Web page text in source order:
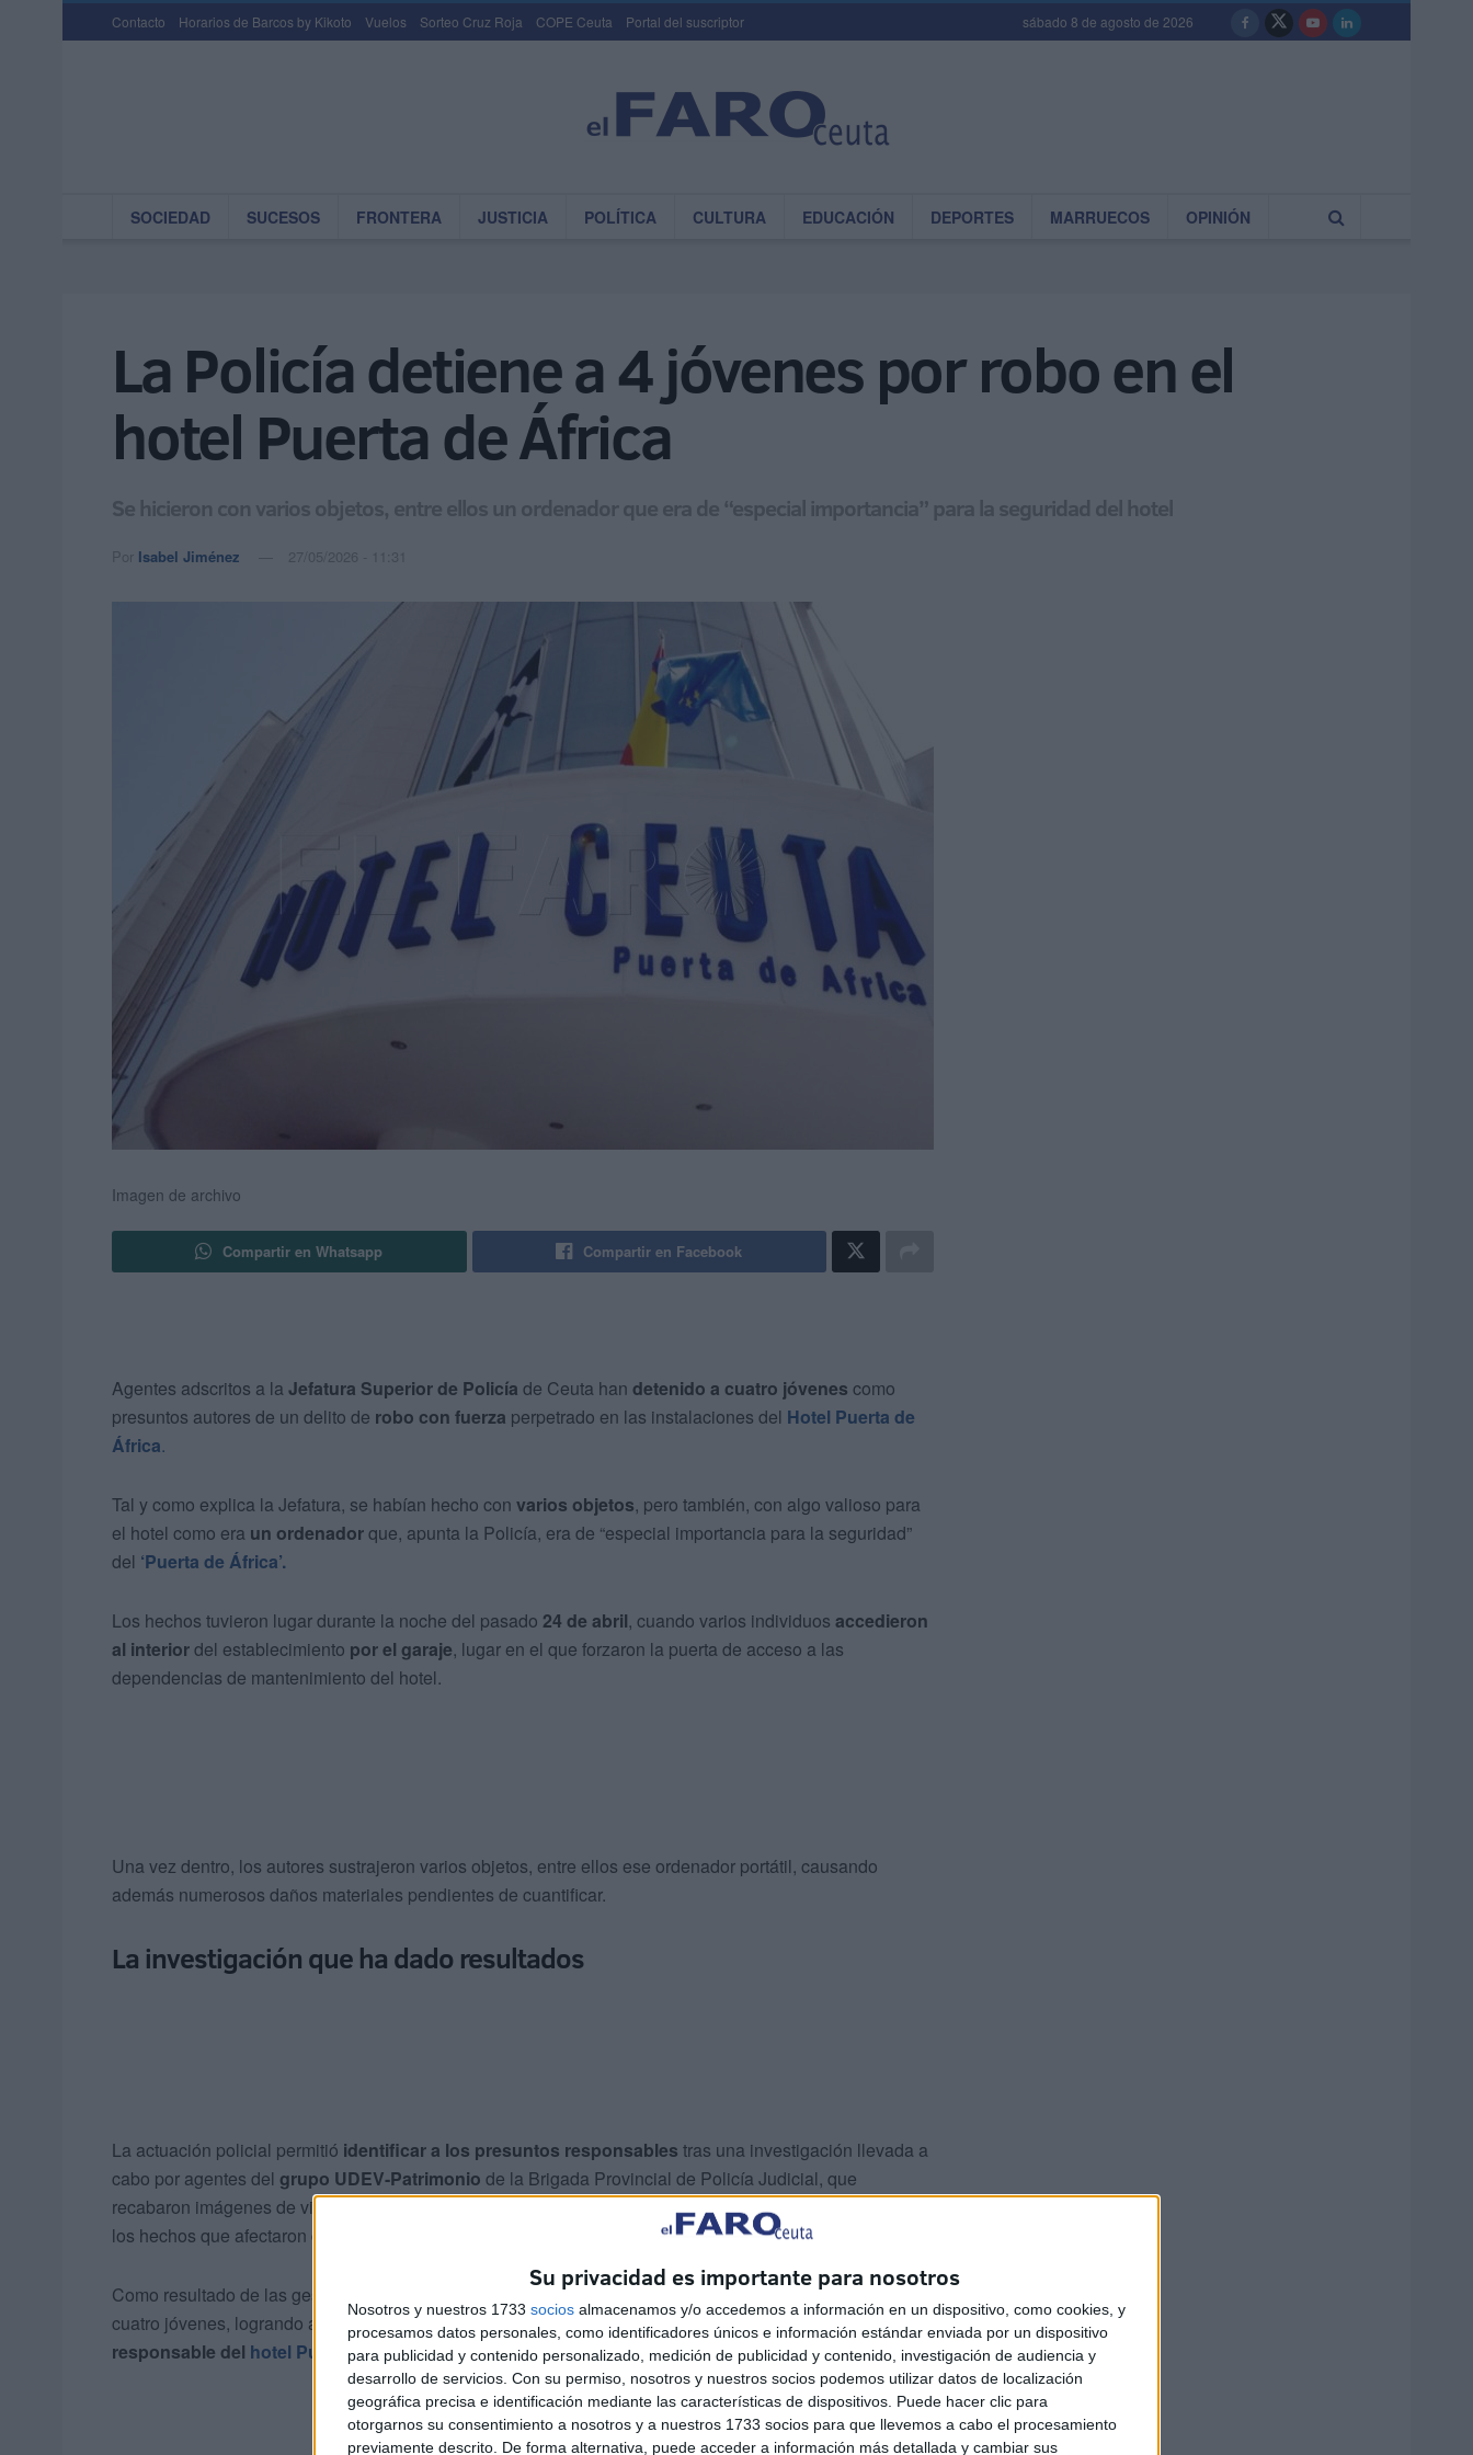
Su privacidad es importante para nosotros
Nosotros y nuestros 1733 socios almacenamos y/o accedemos a información en un dispositivo, como cookies, y
procesamos datos personales, como identificadores únicos e información estándar enviada por un dispositivo
para publicidad y contenido personalizado, medición de publicidad y contenido, investigación de audiencia y
desarrollo de servicios. Con su permiso, nosotros y nuestros socios podemos utilizar datos de localización
geográfica precisa e identificación mediante las características de dispositivos. Puede hacer clic para
otorgarnos su consentimiento a nosotros y a nuestros 1733 socios para que llevemos a cabo el procesamiento
previamente descrito. De forma alternativa, puede acceder a información más detallada y cambiar sus
Contacto Horarios de Barcos by Kikoto Vuelos Sorteo Cruz Roja COPE Ceuta Portal del suscriptor sábado 8 de agosto de 2026
SOCIEDAD SUCESOS FRONTERA JUSTICIA POLÍTICA CULTURA EDUCACIÓN DEPORTES MARRUECOS OPINIÓN
La Policía detiene a 4 jóvenes por robo en el
hotel Puerta de África
Se hicieron con varios objetos, entre ellos un ordenador que era de “especial importancia” para la seguridad del hotel
Por Isabel Jiménez 27/05/2026 - 11:31
Imagen de archivo
Compartir en Whatsapp Compartir en Facebook
Agentes adscritos a la Jefatura Superior de Policía de Ceuta han detenido a cuatro jóvenes como
presuntos autores de un delito de robo con fuerza perpetrado en las instalaciones del Hotel Puerta de
África.
Tal y como explica la Jefatura, se habían hecho con varios objetos, pero también, con algo valioso para
el hotel como era un ordenadorque, apunta la Policía, era de “especial importancia para la seguridad”
del ‘Puerta de África’.
Los hechos tuvieron lugar durante la noche del pasado 24 de abril, cuando varios individuos accedieron
al interiordel establecimiento por el garaje, lugar en el que forzaron la puerta de acceso a las
dependencias de mantenimiento del hotel.
Una vez dentro, los autores sustrajeron varios objetos, entre ellos ese ordenador portátil, causando
además numerosos daños materiales pendientes de cuantificar.
La investigación que ha dado resultados
La actuación policial permitió identificar a los presuntos responsables tras una investigación llevada a
cabo por agentes del grupo UDEV-Patrimonio de la Brigada Provincial de Policía Judicial, que
recabaron imágenes de videovigilancia, testimonios y otros indicios relevantes para el esclarecimiento de
los hechos que afectaron directamente a este hotel céntrico de Ceuta.
Como resultado de las gestiones practicadas, los agentes identificaron y posteriormente detuvieron a
cuatro jóvenes, logrando además recuperar el ordenador portátil sustraído, que fue entregado al
responsable del hotel Puerta de África.